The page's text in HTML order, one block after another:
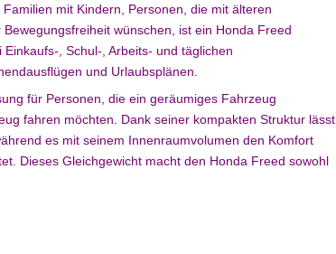
mit Kindern, Personen, die mit älteren
wünschen, ist ein Honda Freed
, Schul-, Arbeits- und täglichen
und Urlaubsplänen.
für Personen, die ein geräumiges Fahrzeug
fahren möchten. Dank seiner kompakten Struktur lässt
es mit seinem Innenraumvolumen den Komfort
Dieses Gleichgewicht macht den Honda Freed sowohl